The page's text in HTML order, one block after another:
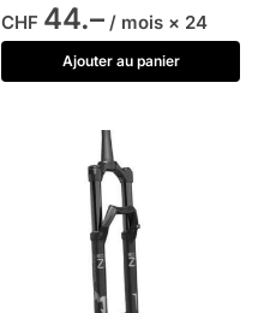
CHF 44.– / mois × 24
Ajouter au panier